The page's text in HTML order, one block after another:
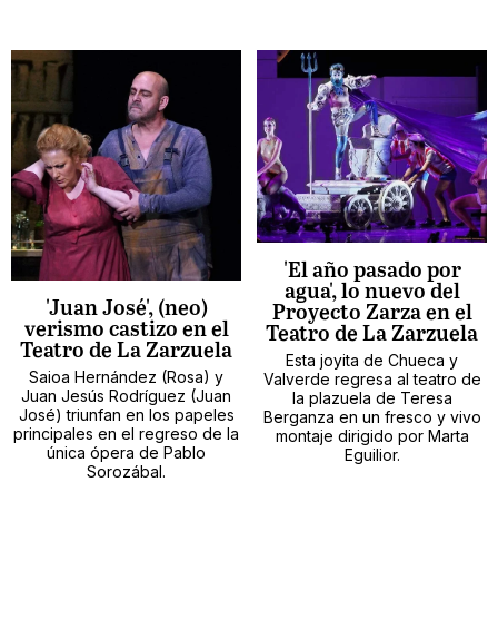
'Juan José', (neo)
verismo castizo en el
Teatro de La Zarzuela
Saioa Hernández (Rosa) y
Juan Jesús Rodríguez (Juan
José) triunfan en los papeles
principales en el regreso de la
única ópera de Pablo
Sorozábal.
'El año pasado por
agua', lo nuevo del
Proyecto Zarza en el
Teatro de La Zarzuela
Esta joyita de Chueca y
Valverde regresa al teatro de
la plazuela de Teresa
Berganza en un fresco y vivo
montaje dirigido por Marta
Eguilior.